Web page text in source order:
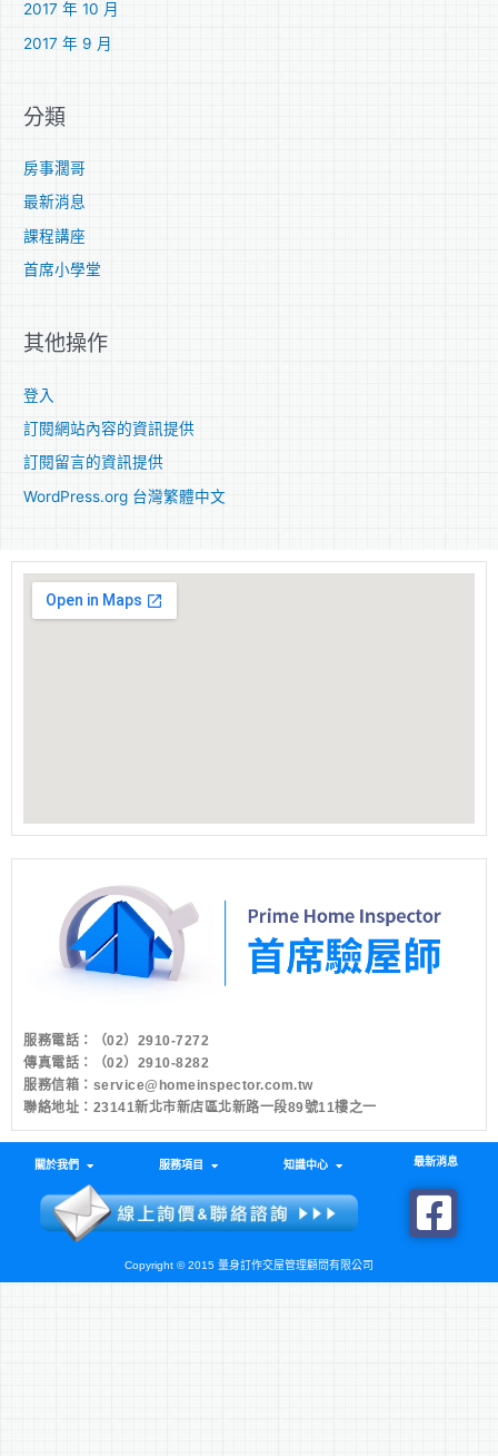
2017 年 10 月
2017 年 9 月
分類
房事濶哥
最新消息
課程講座
首席小學堂
其他操作
登入
訂閱網站內容的資訊提供
訂閱留言的資訊提供
WordPress.org 台灣繁體中文
服務電話：
（02）2910-7272
傳真電話：（02）2910-8282
服務信箱： service@homeinspector.com.tw
聯絡地址：23141新北市新店區北新路一段89號11樓之一
關於我們 服務項目 知識中心 最新消息
Copyright © 2015 量身訂作交屋管理顧問有限公司